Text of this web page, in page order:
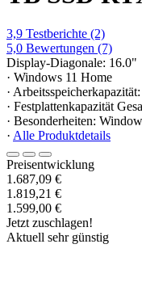
3,9 Testberichte (2)
5,0 Bewertungen (7)
Display-Diagonale: 16.0"
· Windows 11 Home
·
· Festplattenkapazität
· Besonderheiten:
· Alle Produktdetails
Preisentwicklung
1.687,09 €
1.819,21 €
1.599,00 €
Jetzt zuschlagen!
Aktuell sehr günstig